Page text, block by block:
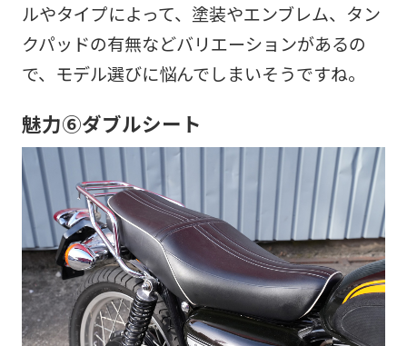
ルやタイプによって、塗装やエンブレム、タン
クパッドの有無などバリエーションがあるの
で、モデル選びに悩んでしまいそうですね。
魅力⑥ダブルシート